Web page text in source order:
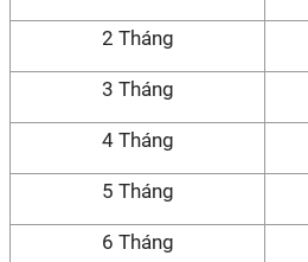
2 Tháng
3 Tháng
4 Tháng
5 Tháng
6 Tháng